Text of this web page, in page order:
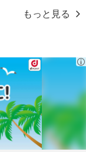
脱いでも目立ちま
生地
肌にフィットしま
暑い夏場でも通気
もっと見る